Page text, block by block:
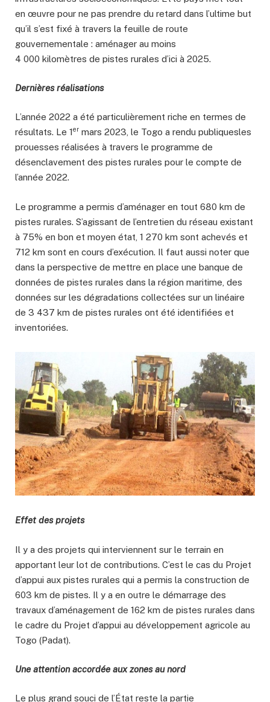
en œuvre pour ne pas prendre du retard dans l’ultime but
qu’il s’est fixé à travers la feuille de route
gouvernementale : aménager au moins
4 000 kilomètres de pistes rurales d’ici à 2025.
Dernières réalisations
L’année 2022 a été particulièrement riche en termes de
résultats. Le 1 er mars 2023, le Togo a rendu publiquesles
prouesses réalisées à travers le programme de
désenclavement des pistes rurales pour le compte de
l’année 2022.
Le programme a permis d’aménager en tout 680 km de
pistes rurales. S’agissant de l’entretien du réseau existant
à 75% en bon et moyen état, 1 270 km sont achevés et
712 km sont en cours d’exécution. Il faut aussi noter que
dans la perspective de mettre en place une banque de
données de pistes rurales dans la région maritime, des
données sur les dégradations collectées sur un linéaire
de 3 437 km de pistes rurales ont été identifiées et
inventoriées.
Effet des projets
Il y a des projets qui interviennent sur le terrain en
apportant leur lot de contributions. C’est le cas du Projet
d’appui aux pistes rurales qui a permis la construction de
603 km de pistes. Il y a en outre le démarrage des
travaux d’aménagement de 162 km de pistes rurales dans
le cadre du Projet d’appui au développement agricole au
Togo (Padat).
Une attention accordée aux zones au nord
Le plus grand souci de l’État reste la partie